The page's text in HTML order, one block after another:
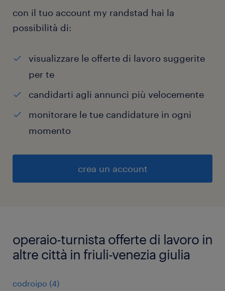
con il tuo account my randstad hai la
possibilità di:
visualizzare le offerte di lavoro suggerite
per te
candidarti agli annunci più velocemente
monitorare le tue candidature in ogni
momento
crea un account
operaio-turnista offerte di lavoro in
altre città in friuli-venezia giulia
codroipo (4)